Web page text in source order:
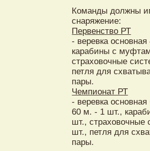
Команды должны
снаряжение:
Первенство РТ
- веревка
карабины с
страховочные
петля для
пары.
Чемпионат РТ
- веревка
60 м. - 1 шт.,
шт., страховочные
шт., петля для
пары.